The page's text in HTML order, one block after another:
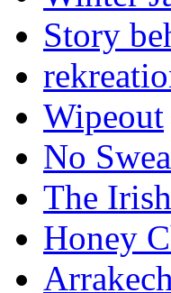
Story
Wipeout
No
The
Honey